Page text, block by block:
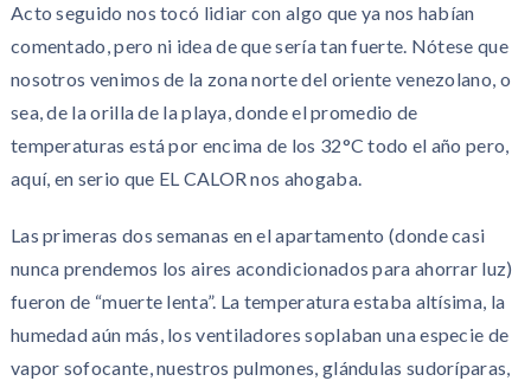
Acto seguido nos tocó lidiar con algo que ya nos habían
comentado, pero ni idea de que sería tan fuerte. Nótese que
nosotros venimos de la zona norte del oriente venezolano, o
sea, de la orilla de la playa, donde el promedio de
temperaturas está por encima de los 32°C todo el año pero,
aquí, en serio que EL CALOR nos ahogaba.
Las primeras dos semanas en el apartamento (donde casi
nunca prendemos los aires acondicionados para ahorrar luz)
fueron de “muerte lenta”. La temperatura estaba altísima, la
humedad aún más, los ventiladores soplaban una especie de
vapor sofocante, nuestros pulmones, glándulas sudoríparas,